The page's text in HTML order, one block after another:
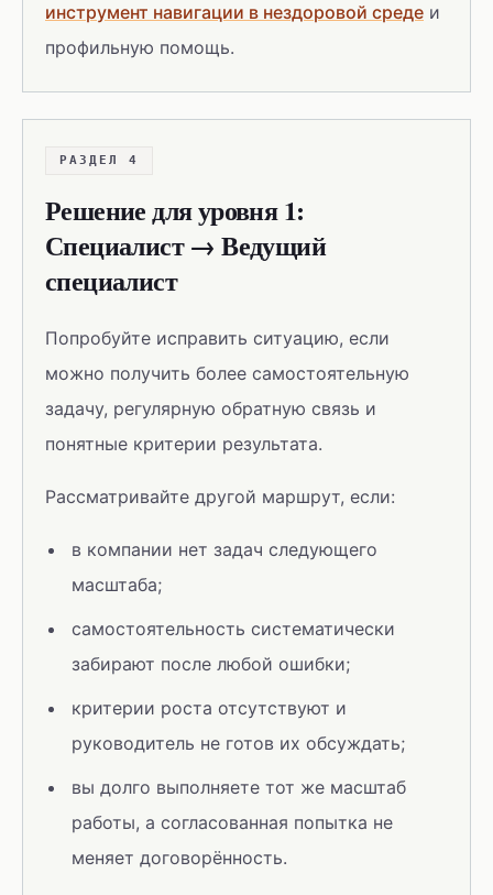
инструмент навигации в нездоровой среде и
профильную помощь.
РАЗДЕЛ 4
Решение для уровня 1:
Специалист → Ведущий
специалист
Попробуйте исправить ситуацию, если
можно получить более самостоятельную
задачу, регулярную обратную связь и
понятные критерии результата.
Рассматривайте другой маршрут, если:
в компании нет задач следующего
масштаба;
самостоятельность систематически
забирают после любой ошибки;
критерии роста отсутствуют и
руководитель не готов их обсуждать;
вы долго выполняете тот же масштаб
работы, а согласованная попытка не
меняет договорённость.